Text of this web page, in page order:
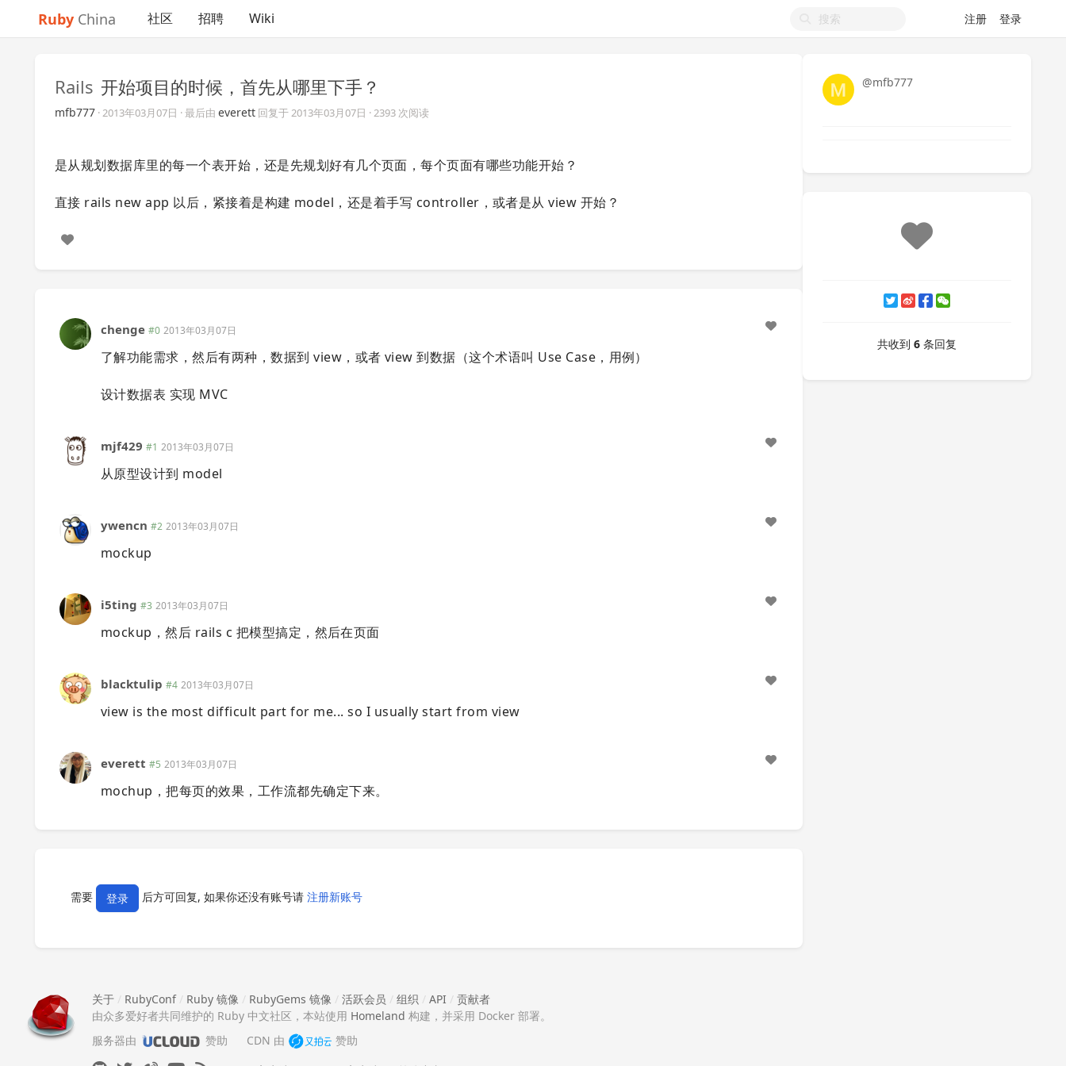
Ruby China 社区 招聘 Wiki 注册 登录
Rails 开始项目的时候，首先从哪里下手？
mfb777 ·2013年03月07日 · 最后由 everett 回复于2013年03月07日 · 2393 次阅读
是从规划数据库里的每一个表开始，还是先规划好有几个页面，每个页面有哪些功能开始？
直接 rails new app 以后，紧接着是构建 model，还是着手写 controller，或者是从 view 开始？
chenge #0 2013年03月07日
了解功能需求，然后有两种，数据到 view，或者 view 到数据（这个术语叫 Use Case，用例）
设计数据表 实现 MVC
mjf429 #1 2013年03月07日
从原型设计到 model
ywencn #2 2013年03月07日
mockup
i5ting #3 2013年03月07日
mockup，然后 rails c 把模型搞定，然后在页面
blacktulip #4 2013年03月07日
view is the most difficult part for me... so I usually start from view
everett #5 2013年03月07日
mochup，把每页的效果，工作流都先确定下来。
需要 登录 后方可回复, 如果你还没有账号请 注册新账号
@mfb777
共收到 6 条回复
关于 / RubyConf/ Ruby 镜像 / RubyGems 镜像 / 活跃会员 / 组织 / API / 贡献者
由众多爱好者共同维护的 Ruby 中文社区，本站使用 Homeland 构建，并采用 Docker 部署。
服务器由
赞助 CDN 由
赞助